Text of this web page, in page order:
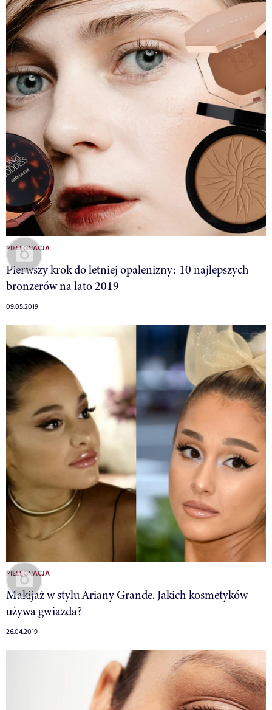
PIELĘGNACJA
Pierwszy krok do letniej opalenizny: 10 najlepszych
bronzerów na lato 2019
09.05.2019
PIELĘGNACJA
Makijaż w stylu Ariany Grande. Jakich kosmetyków
używa gwiazda?
26.04.2019